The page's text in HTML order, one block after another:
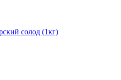
солод (1кг)